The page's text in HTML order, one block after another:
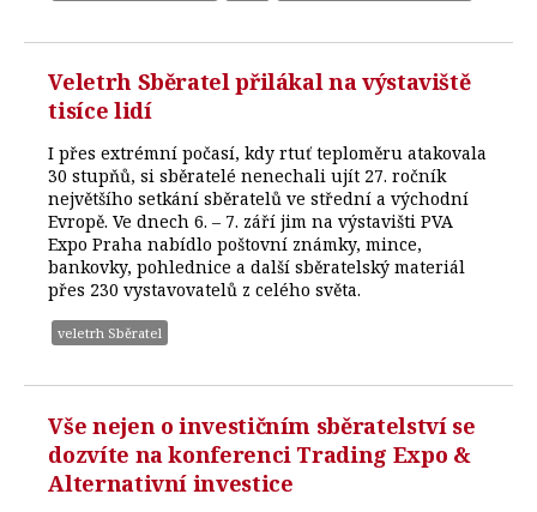
Veletrh Sběratel přilákal na výstaviště
tisíce lidí
I přes extrémní počasí, kdy rtuť teploměru atakovala
30 stupňů, si sběratelé nenechali ujít 27. ročník
největšího setkání sběratelů ve střední a východní
Evropě. Ve dnech 6. – 7. září jim na výstavišti PVA
Expo Praha nabídlo poštovní známky, mince,
bankovky, pohlednice a další sběratelský materiál
přes 230 vystavovatelů z celého světa.
veletrh Sběratel
Vše nejen o investičním sběratelství se
dozvíte na konferenci Trading Expo &
Alternativní investice